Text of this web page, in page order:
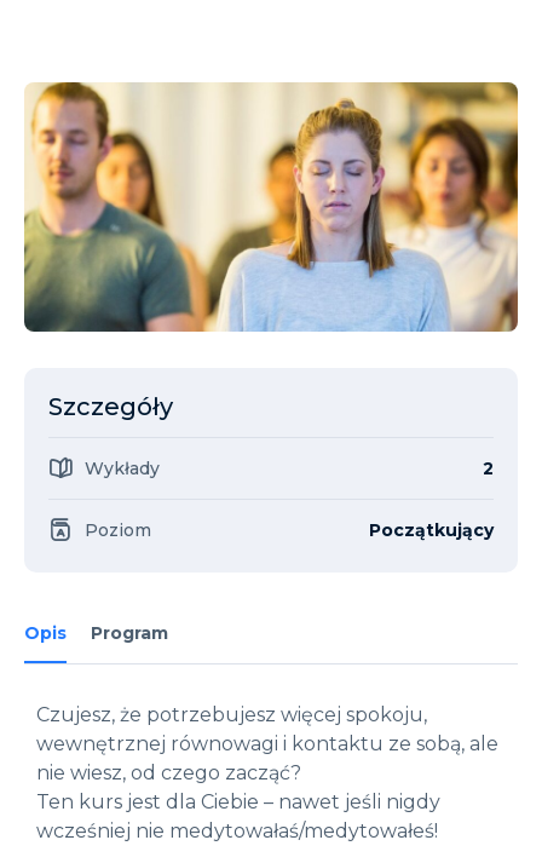
Opis Program
Czujesz, że potrzebujesz więcej spokoju,
wewnętrznej równowagi i kontaktu ze sobą, ale
nie wiesz, od czego zacząć?
Ten kurs jest dla Ciebie – nawet jeśli nigdy
wcześniej nie medytowałaś/medytowałeś!
Szczegóły
Wykłady 2
Poziom Początkujący